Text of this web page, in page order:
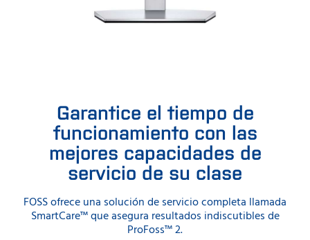
Garantice el tiempo de
funcionamiento con las
mejores capacidades de
servicio de su clase
FOSS ofrece una solución de servicio completa llamada
SmartCare™ que asegura resultados indiscutibles de
ProFoss™ 2.